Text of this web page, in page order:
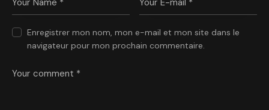
Enregistrer mon nom, mon e-mail et mon site dans le
navigateur pour mon prochain commentaire.